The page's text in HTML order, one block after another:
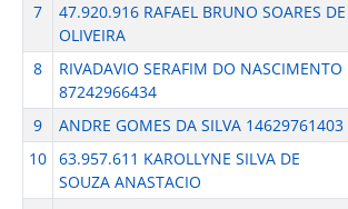
7
47.920.916 RAFAEL BRUNO SOARES DE
OLIVEIRA
8
RIVADAVIO SERAFIM DO NASCIMENTO
87242966434
9 ANDRE GOMES DA SILVA 14629761403
10 63.957.611 KAROLLYNE SILVA DE
SOUZA ANASTACIO